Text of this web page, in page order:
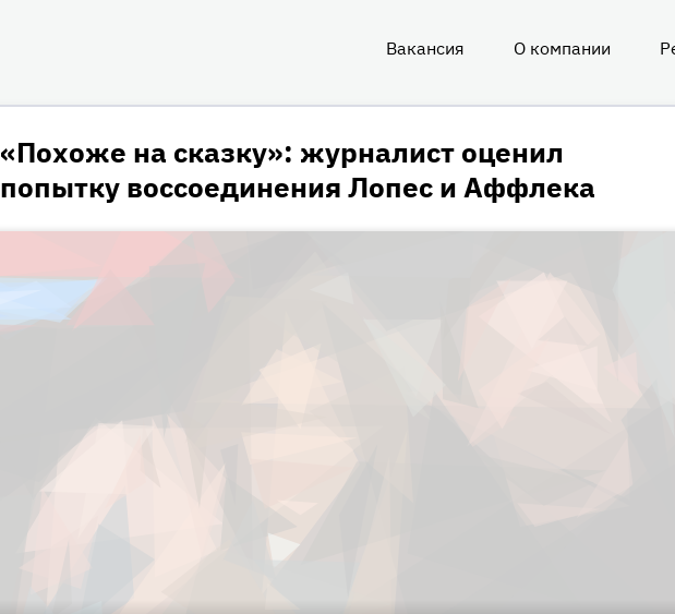
Вакансия О компании
«Похоже на сказку»: журналист оценил
попытку воссоединения Лопес и Аффлека